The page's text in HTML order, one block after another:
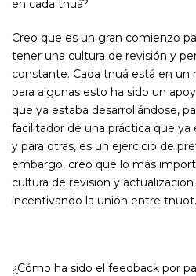
en cada tnuá?
Creo que es un gran comienzo
tener una cultura de revisión y
constante. Cada tnuá está en
para algunas esto ha sido un
que ya estaba desarrollándose,
facilitador de una práctica que ya
y para otras, es un ejercicio de
embargo, creo que lo más
cultura de revisión y
incentivando la unión entre tnuot.
¿Cómo ha sido el feedback por